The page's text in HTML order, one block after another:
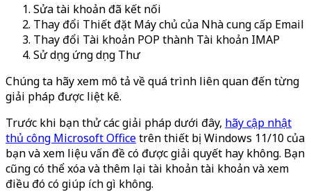
Sửa tài khoản đã kết nối
Thay đổi Thiết đặt Máy chủ của Nhà cung cấp Email
Thay đổi Tài khoản POP thành Tài khoản IMAP
Sử dụng ứng dụng Thư
Chúng ta hãy xem mô tả về quá trình liên quan đến từng
giải pháp được liệt kê.
Trước khi bạn thử các giải pháp dưới đây, hãy cập nhật
thủ công Microsoft Officetrên thiết bị Windows 11/10 của
bạn và xem liệu vấn đề có được giải quyết hay không. Bạn
cũng có thể xóa và thêm lại tài khoản tài khoản và xem
điều đó có giúp ích gì không.